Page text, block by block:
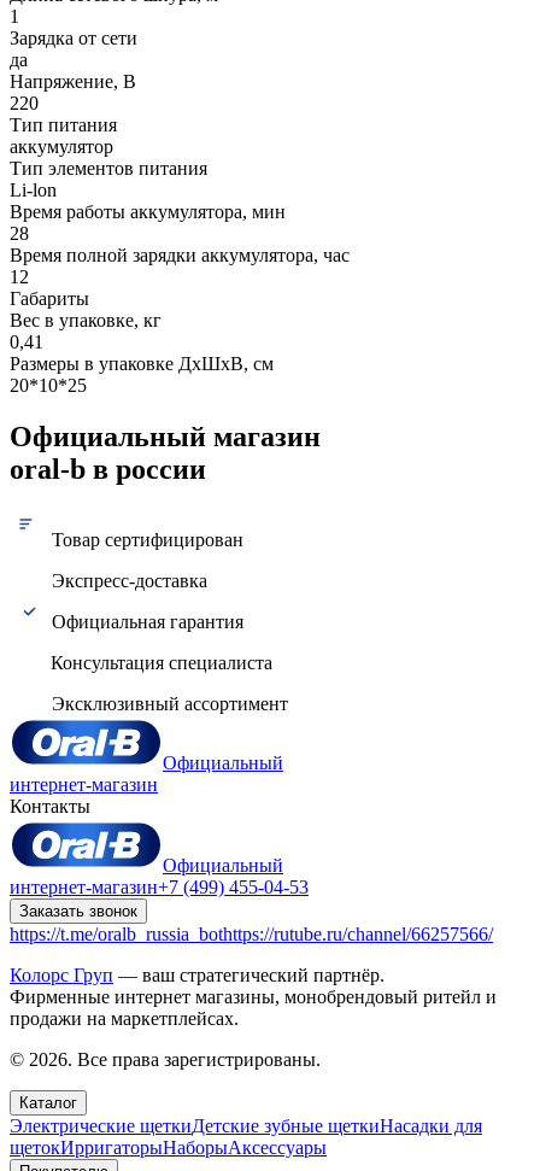
1
Зарядка от сети
да
Напряжение, В
220
Тип питания
аккумулятор
Тип элементов питания
Li-lon
Время работы аккумулятора, мин
28
Время полной зарядки аккумулятора, час
12
Габариты
Вес в упаковке, кг
0,41
Размеры в упаковке ДxШxВ, см
20*10*25
Официальный магазин
oral-b в россии
Товар сертифицирован
Экспресс-доставка
Официальная гарантия
Консультация специалиста
Эксклюзивный ассортимент
Официальный
интернет-магазин
Контакты
Официальный
интернет-магазин+7 (499) 455-04-53
Заказать звонок
https://t.me/oralb_russia_bothttps://rutube.ru/channel/66257566/
Колорс Груп — ваш стратегический партнёр.
Фирменные интернет магазины, монобрендовый ритейл и
продажи на маркетплейсах.
© 2026. Все права зарегистрированы.
Каталог
Электрические щеткиДетские зубные щеткиНасадки для
щетокИрригаторыНаборыАксессуары